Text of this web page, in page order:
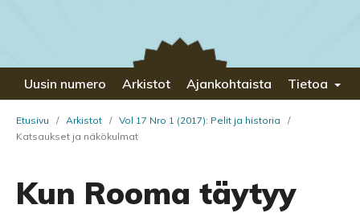
Uusin numero Arkistot Ajankohtaista Tietoa
Etusivu / Arkistot / Vol 17 Nro 1 (2017): Pelit ja historia
/
Katsaukset ja näkökulmat
Kun Rooma täytyy